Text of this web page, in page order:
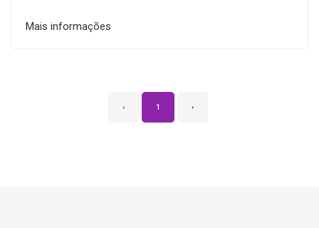
Mais informações
‹ 1 ›